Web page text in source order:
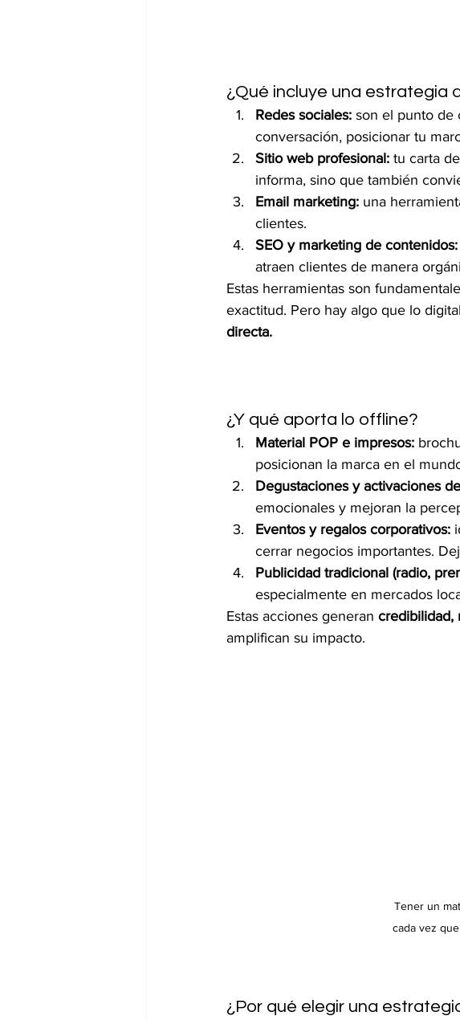
¿Qué incluye una estrategia
Redes sociales: son el punto de
conversación, posicionar tu
Sitio web profesional: tu carta
informa, sino que también
Email marketing: una
clientes.
SEO y marketing de contenidos:
atraen clientes de manera
Estas herramientas son
exactitud. Pero hay algo que lo
directa.
¿Y qué aporta lo offline?
Material POP e impresos:
posicionan la marca en el
Degustaciones y activaciones
emocionales y mejoran la
Eventos y regalos corporativos:
cerrar negocios importantes.
Publicidad tradicional (radio,
especialmente en mercados
Estas acciones generan credibilidad,
amplifican su impacto.
Tener un
cada vez
¿Por qué elegir una